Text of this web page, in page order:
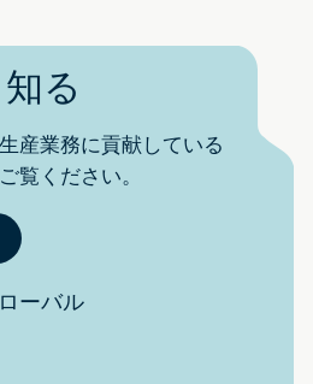
る
産業務に貢献している
覧ください。